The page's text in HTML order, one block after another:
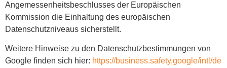
Angemessenheitsbeschlusses der Europäischen
Kommission die Einhaltung des europäischen
Datenschutzniveaus sicherstellt.
Weitere Hinweise zu den Datenschutzbestimmungen von
Google finden sich hier: https://business.safety.google/intl/de